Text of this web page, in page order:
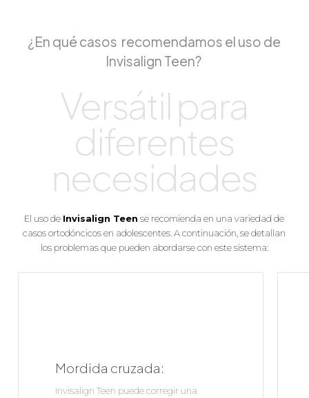
¿En qué casos recomendamos el uso de
Invisalign Teen?
Versátil para
diferentes
necesidades
El uso de Invisalign Teen se recomienda en una variedad de
casos ortodóncicos en adolescentes. A continuación, se detallan
los problemas que pueden abordarse con este sistema:
Mordida cruzada:
Invisalign Teen puede corregir una